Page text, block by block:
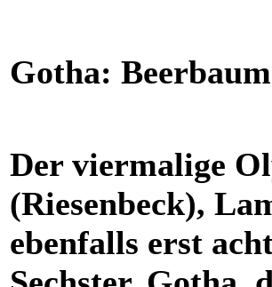
Gotha:
Der viermalige
(Riesenbeck),
ebenfalls erst